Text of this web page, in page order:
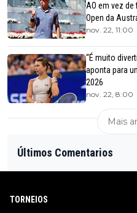
AO em vez
Open da
nov. 22, 11:00
“É muito
aponta para
2026
nov. 22, 8:00
Mais
Últimos Comentarios
TORNEIOS